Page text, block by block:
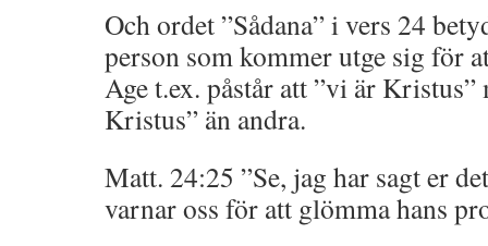
Och ordet ”Sådana” i vers 24
person som kommer utge sig för
Age t.ex. påstår att ”vi är Kristus”
Kristus” än andra.
Matt. 24:25 ”Se, jag har sagt er
varnar oss för att glömma hans